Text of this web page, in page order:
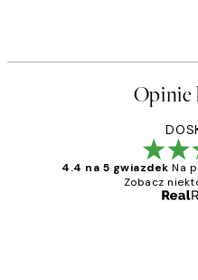
4.4 na 5 gwiazdek Na
Zobacz